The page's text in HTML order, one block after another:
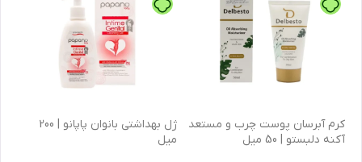
كرم آبرسان پوست چرب و مستعد
آکنه دلبستو | 50 میل
ژل بهداشتی بانوان پاپانو | 200
میل